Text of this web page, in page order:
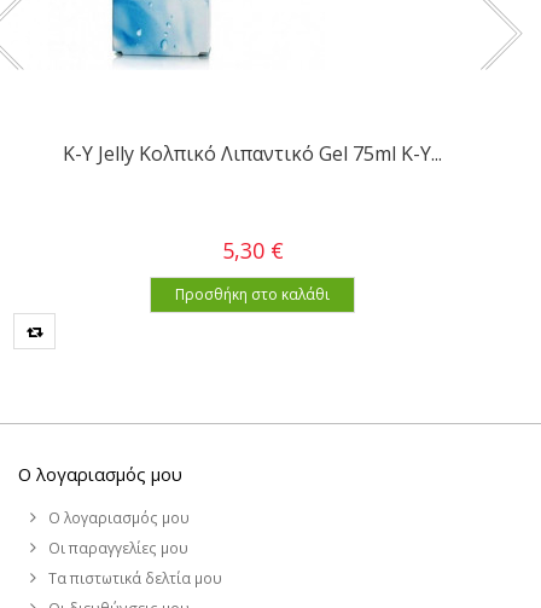
K-Y Jelly Κολπικό Λιπαντικό Gel 75ml K-Y...
5,30 €
Προσθήκη στο καλάθι
Ο λογαριασμός μου
Ο λογαριασμός μου
Οι παραγγελίες μου
Τα πιστωτικά δελτία μου